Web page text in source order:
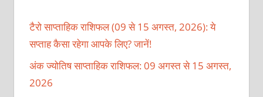
टैरो साप्ताहिक राशिफल (09 से 15 अगस्त, 2026): ये
सप्ताह कैसा रहेगा आपके लिए? जानें!
अंक ज्योतिष साप्ताहिक राशिफल: 09 अगस्त से 15 अगस्त,
2026